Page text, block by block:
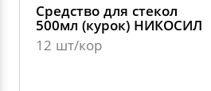
Средство для стекол
500мл (курок) НИКОСИЛ
12 шт/кор